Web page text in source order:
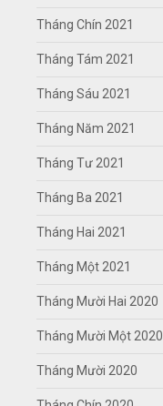
Tháng Chín 2021
Tháng Tám 2021
Tháng Sáu 2021
Tháng Năm 2021
Tháng Tư 2021
Tháng Ba 2021
Tháng Hai 2021
Tháng Một 2021
Tháng Mười Hai 2020
Tháng Mười Một 2020
Tháng Mười 2020